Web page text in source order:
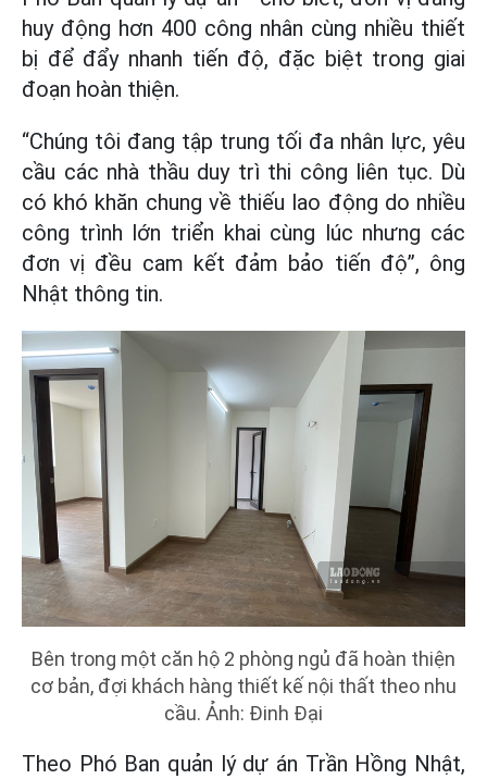
huy động hơn 400 công nhân cùng nhiều thiết
bị để đẩy nhanh tiến độ, đặc biệt trong giai
đoạn hoàn thiện.
“Chúng tôi đang tập trung tối đa nhân lực, yêu
cầu các nhà thầu duy trì thi công liên tục. Dù
có khó khăn chung về thiếu lao động do nhiều
công trình lớn triển khai cùng lúc nhưng các
đơn vị đều cam kết đảm bảo tiến độ”, ông
Nhật thông tin.
Bên trong một căn hộ 2 phòng ngủ đã hoàn thiện
cơ bản, đợi khách hàng thiết kế nội thất theo nhu
cầu. Ảnh: Đinh Đại
Theo Phó Ban quản lý dự án Trần Hồng Nhật,